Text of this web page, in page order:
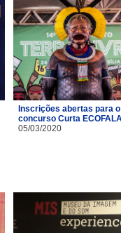
Inscrições abertas para o
concurso Curta
05/03/2020